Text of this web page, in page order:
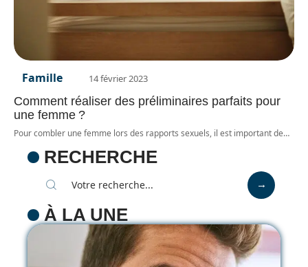
Famille 14 février 2023
Comment réaliser des préliminaires parfaits pour
une femme ?
Pour combler une femme lors des rapports sexuels, il est important de…
RECHERCHE
À LA UNE